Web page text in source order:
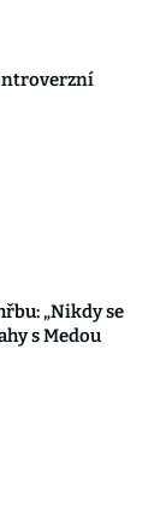
„Nikdy se
s Medou